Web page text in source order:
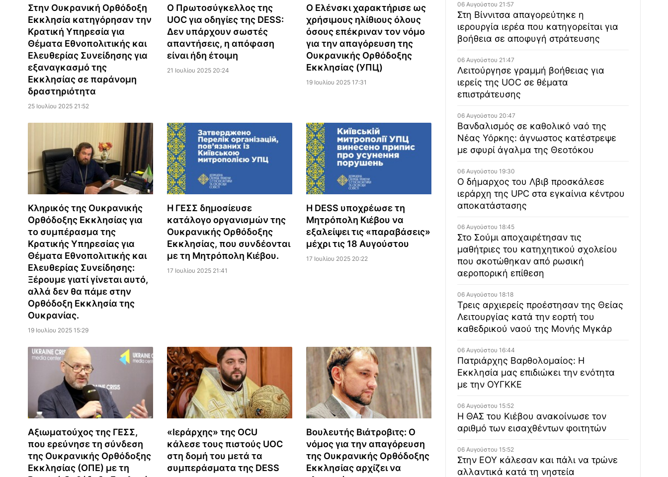
Στην Ουκρανική Ορθόδοξη
Εκκλησία κατηγόρησαν την
Κρατική Υπηρεσία για
Θέματα Εθνοπολιτικής και
Ελευθερίας Συνείδησης για
εξαναγκασμό της
Εκκλησίας σε παράνομη
δραστηριότητα
25 Ιουλίου 2025 21:52
O Πρωτοσύγκελλος της
UOC για οδηγίες της DESS:
Δεν υπάρχουν σωστές
απαντήσεις, η απόφαση
είναι ήδη έτοιμη
21 Ιουλίου 2025 20:24
Ο Ελένσκι χαρακτήρισε ως
χρήσιμους ηλίθιους όλους
όσους επέκριναν τον νόμο
για την απαγόρευση της
Ουκρανικής Ορθόδοξης
Εκκλησίας (УПЦ)
19 Ιουλίου 2025 17:31
Κληρικός της Ουκρανικής
Ορθόδοξης Εκκλησίας για
το συμπέρασμα της
Κρατικής Υπηρεσίας για
Θέματα Εθνοπολιτικής και
Ελευθερίας Συνείδησης:
Ξέρουμε γιατί γίνεται αυτό,
αλλά δεν θα πάμε στην
Ορθόδοξη Εκκλησία της
Ουκρανίας.
19 Ιουλίου 2025 15:29
Η ΓΕΣΣ δημοσίευσε
κατάλογο οργανισμών της
Ουκρανικής Ορθόδοξης
Εκκλησίας, που συνδέονται
με τη Μητρόπολη Κιέβου.
17 Ιουλίου 2025 21:41
Η DESS υποχρέωσε τη
Μητρόπολη Κιέβου να
εξαλείψει τις «παραβάσεις»
μέχρι τις 18 Αυγούστου
17 Ιουλίου 2025 20:22
Αξιωματούχος της ΓΕΣΣ,
που ερεύνησε τη σύνδεση
της Ουκρανικής Ορθόδοξης
Εκκλησίας (ΟΠΕ) με τη
«Ιεράρχης» της OCU
κάλεσε τους πιστούς UOC
στη δομή του μετά τα
συμπεράσματα της DESS
Βουλευτής Βιάτροβιτς: Ο
νόμος για την απαγόρευση
της Ουκρανικής Ορθόδοξης
Εκκλησίας αρχίζει να
06 Αυγούστου 21:57
Στη Βίννιτσα απαγορεύτηκε η
ιερουργία ιερέα που κατηγορείται για
βοήθεια σε αποφυγή στράτευσης
06 Αυγούστου 21:47
Λειτούργησε γραμμή βοήθειας για
ιερείς της UOC σε θέματα
επιστράτευσης
06 Αυγούστου 20:47
Βανδαλισμός σε καθολικό ναό της
Νέας Υόρκης: άγνωστος κατέστρεψε
με σφυρί άγαλμα της Θεοτόκου
06 Αυγούστου 19:30
Ο δήμαρχος του Λβιβ προσκάλεσε
ιεράρχη της UPC στα εγκαίνια κέντρου
αποκατάστασης
06 Αυγούστου 18:45
Στο Σούμι αποχαιρέτησαν τις
μαθήτριες του κατηχητικού σχολείου
που σκοτώθηκαν από ρωσική
αεροπορική επίθεση
06 Αυγούστου 18:18
Τρεις αρχιερείς προέστησαν της Θείας
Λειτουργίας κατά την εορτή του
καθεδρικού ναού της Μονής Μγκάρ
06 Αυγούστου 16:44
Πατριάρχης Βαρθολομαίος: Η
Εκκλησία μας επιδιώκει την ενότητα
με την ΟΥΓΚΚΕ
06 Αυγούστου 15:52
Η ΘΑΣ του Κιέβου ανακοίνωσε τον
αριθμό των εισαχθέντων φοιτητών
06 Αυγούστου 15:52
Στην ΕΟΥ κάλεσαν και πάλι να τρώνε
αλλαντικά κατά τη νηστεία